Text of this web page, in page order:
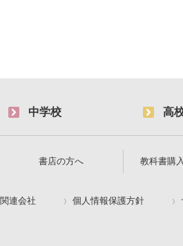
中学校 高
書店の方へ 教科書購
関連会社 個人情報保護方針